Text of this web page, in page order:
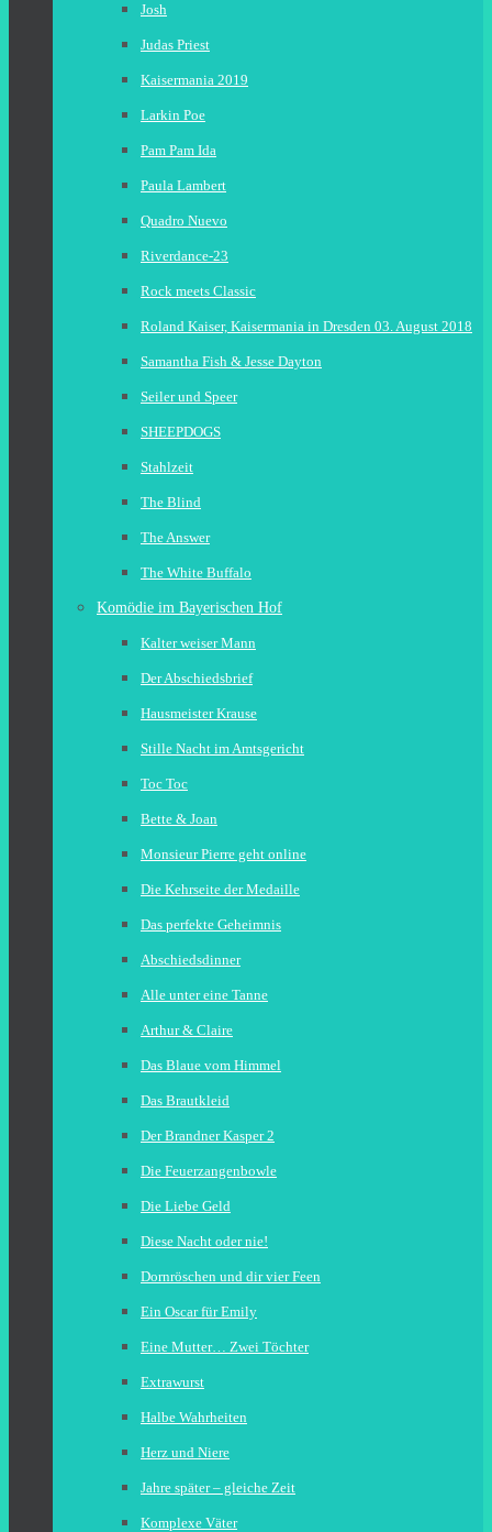
Josh
Judas Priest
Kaisermania 2019
Larkin Poe
Pam Pam Ida
Paula Lambert
Quadro Nuevo
Riverdance-23
Rock meets Classic
Roland Kaiser, Kaisermania in Dresden 03. August 2018
Samantha Fish & Jesse Dayton
Seiler und Speer
SHEEPDOGS
Stahlzeit
The Blind
The Answer
The White Buffalo
Komödie im Bayerischen Hof
Kalter weiser Mann
Der Abschiedsbrief
Hausmeister Krause
Stille Nacht im Amtsgericht
Toc Toc
Bette & Joan
Monsieur Pierre geht online
Die Kehrseite der Medaille
Das perfekte Geheimnis
Abschiedsdinner
Alle unter eine Tanne
Arthur & Claire
Das Blaue vom Himmel
Das Brautkleid
Der Brandner Kasper 2
Die Feuerzangenbowle
Die Liebe Geld
Diese Nacht oder nie!
Dornröschen und dir vier Feen
Ein Oscar für Emily
Eine Mutter… Zwei Töchter
Extrawurst
Halbe Wahrheiten
Herz und Niere
Jahre später – gleiche Zeit
Komplexe Väter